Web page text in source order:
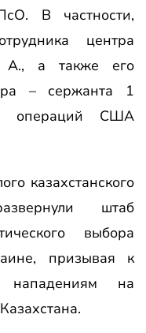
В частности,
центра
А., а также его
– сержанта 1
операций США
казахстанского
штаб
выбора
призывая к
на